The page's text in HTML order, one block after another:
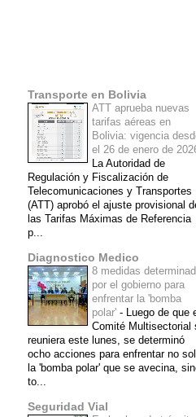
Transporte en Bolivia
ATT aprueba nuevas
tarifas aéreas en
Bolivia: vigencia
el 26 de enero de
La Autoridad de
Regulación y Fiscalización de
Telecomunicaciones y Transportes
(ATT) aprobó el ajuste provisional
las Tarifas Máximas de Referencia
p...
Diagnostico Medico
8 medidas
por el gobierno para
enfrentar la 'bomba
polar' - Luego de que
Comité Multisectorial
reuniera este lunes, se determinó
ocho acciones para enfrentar no
la 'bomba polar' que se avecina,
to...
Seguridad Vial